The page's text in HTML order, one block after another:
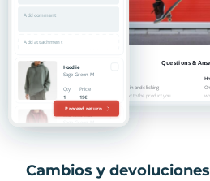
Cambios y devoluciones